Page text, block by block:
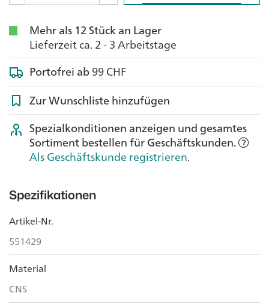
Mehr als 12 Stück an Lager
Lieferzeit ca. 2 - 3 Arbeitstage
Portofrei ab99 CHF
Zur Wunschliste hinzufügen
Spezialkonditionen anzeigen und gesamtes
Sortiment bestellen für Geschäftskunden.
Als Geschäftskunde registrieren.
Spezifikationen
Artikel-Nr.
551429
Material
CNS